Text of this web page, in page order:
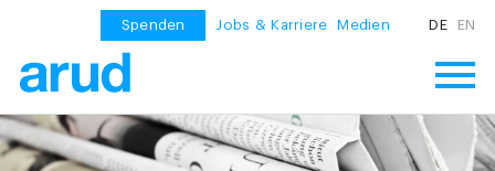
Spenden Jobs & Karriere Medien DE EN